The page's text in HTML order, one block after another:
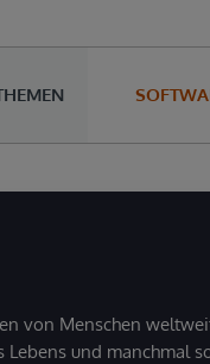
von Menschen
Lebens und manchmal